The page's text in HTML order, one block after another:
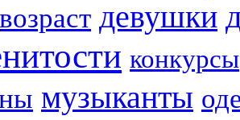
возраст девушки
конкурсы
музыканты